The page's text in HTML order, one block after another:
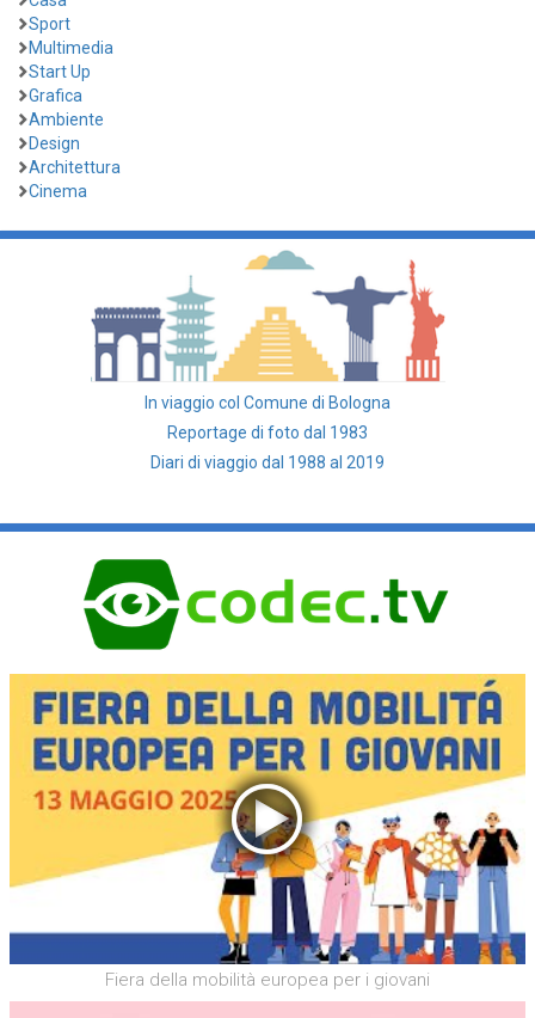
Sport
Multimedia
Start Up
Grafica
Ambiente
Design
Architettura
Cinema
In viaggio col Comune di Bologna
Reportage di foto dal 1983
Diari di viaggio dal 1988 al 2019
Fiera della mobilità europea per i giovani